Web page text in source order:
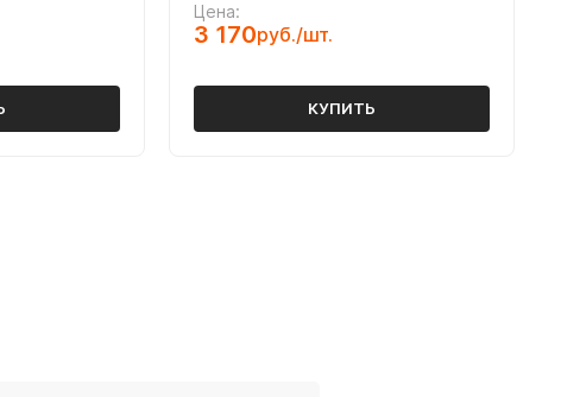
Цена:
3 170руб./шт.
КУПИТЬ